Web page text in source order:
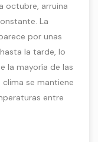
octubre, arruina
La
por unas
la tarde, lo
la mayoría de las
clima se mantiene
entre